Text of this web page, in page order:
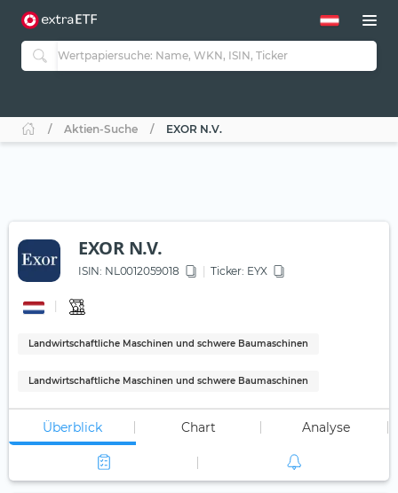
Aktien-Suche EXOR N.V.
EXOR N.V.
ISIN: NL0012059018 Ticker: EYX
Landwirtschaftliche Maschinen und schwere Baumaschinen
Landwirtschaftliche Maschinen und schwere Baumaschinen
Überblick Chart Analyse